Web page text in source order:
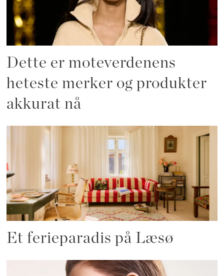
Dette er moteverdenens
heteste merker og produkter
akkurat nå
Et ferieparadis på Læsø